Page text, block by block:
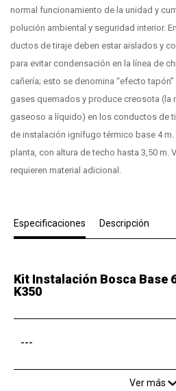
normal funcionamiento de la unidad y
polución ambiental y seguridad interior.
ductos de tiraje deben estar aislados y
para evitar condensación en la línea de
cañería; esto se denomina “efecto
gases quemados y produce creosota (la
gaseoso a líquido) en los conductos de
de instalación ignífugo térmico base 4 m.
planta, con altura de techo hasta 3,50 m.
requieren material adicional.
Especificaciones Descripción
Kit Instalación Bosca Base
K350
---
Ver más